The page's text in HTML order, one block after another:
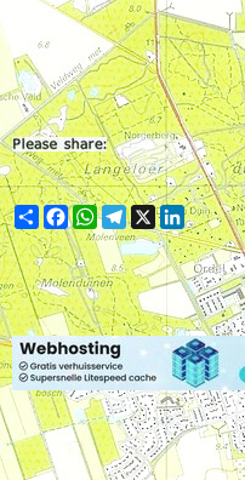
ShareFacebook
WhatsApp
Telegram
X LinkedIn